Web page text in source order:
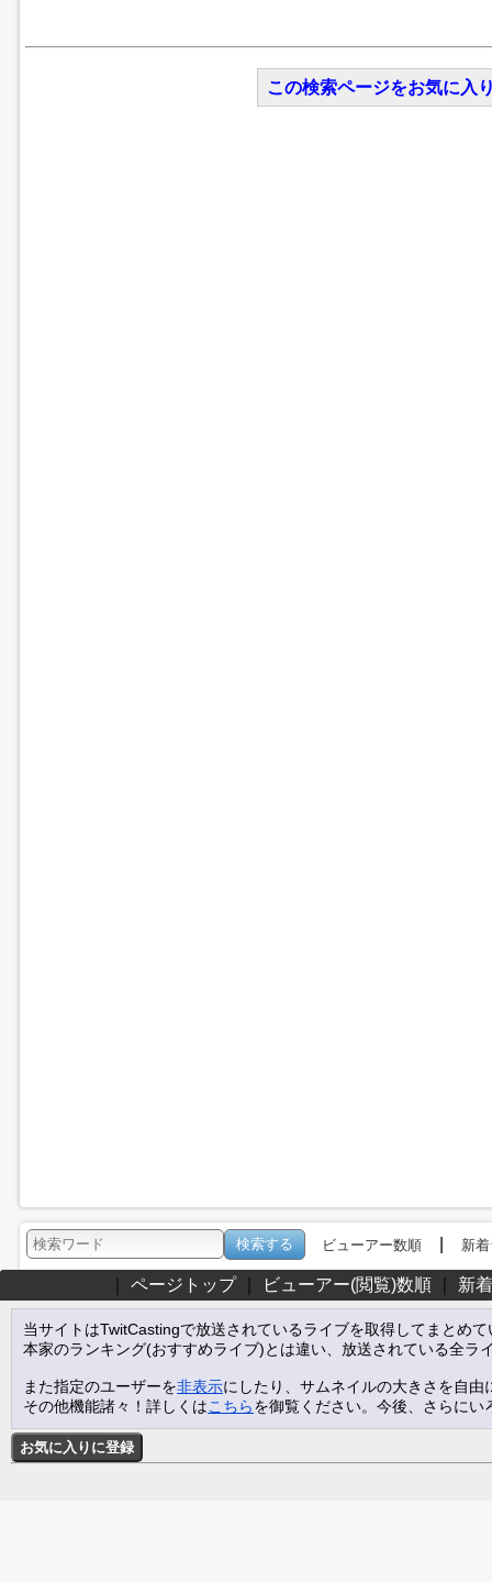
この検索ページをお気に入
ビューアー数順| 新
ページトップ｜ ビューアー(閲覧)数順｜ 新
当サイトはTwitCastingで放送されているライブを取得してまとめ
本家のランキング(おすすめライブ)とは違い、放送されている全ラ
また指定のユーザーを非表示にしたり、サムネイルの大きさを自
その他機能諸々！詳しくはこちらを御覧ください。今後、さらに